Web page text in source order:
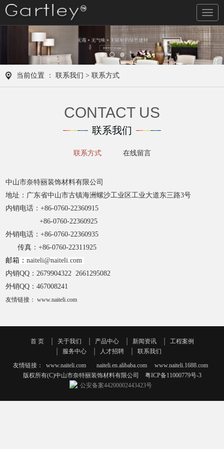
导
航
当前位置 ：联系我们 > 联系方式
CONTACT US
联系我们
联系方式 在线留言
中山市奈特丽装饰材料有限公司
地址：广东省中山市古镇海洲螺沙工业区工业大道东三路3号
内销电话：+86-0760-22360915
+86-0760-22360925
外销电话：+86-0760-22360935
传真：+86-0760-22311925
邮箱：naiteli@naiteli.com
内销QQ：26799043222661295082
外销QQ：467008241
友情链接： www.naiteli.com
首 页 关于我们 产品中心 新闻资讯
工程案例
服务中心
人才招聘
联系我们
友情链接： www.naiteli.com naiteli.en.alibaba.com
www.naiteli.1688.com
版权所有(C)中山市奈特丽装饰材料有限公司 粤ICP备11000779号-3
公安备案44200002443423号